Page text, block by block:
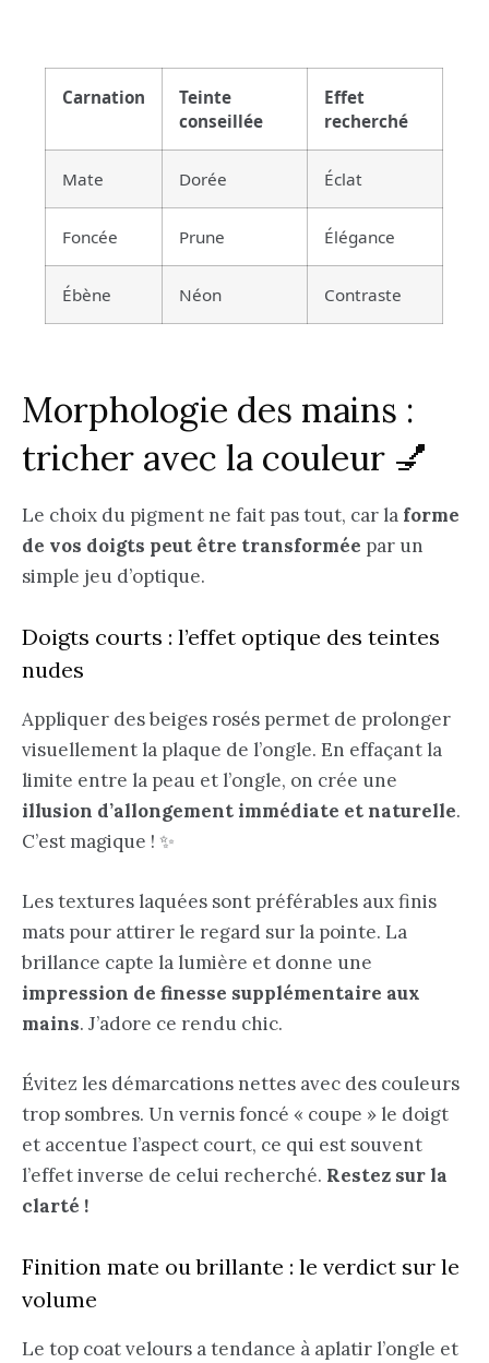
Carnation
Teinte
conseillée
Effet
recherché
Mate Dorée Éclat
Foncée Prune Élégance
Ébène Néon Contraste
Morphologie des mains :
tricher avec la couleur 💅
Le choix du pigment ne fait pas tout, car la forme
de vos doigts peut être transformée par un
simple jeu d’optique.
Doigts courts : l’effet optique des teintes
nudes
Appliquer des beiges rosés permet de prolonger
visuellement la plaque de l’ongle. En effaçant la
limite entre la peau et l’ongle, on crée une
illusion d’allongement immédiate et naturelle.
C’est magique ! ✨
Les textures laquées sont préférables aux finis
mats pour attirer le regard sur la pointe. La
brillance capte la lumière et donne une
impression de finesse supplémentaire aux
mains. J’adore ce rendu chic.
Évitez les démarcations nettes avec des couleurs
trop sombres. Un vernis foncé « coupe » le doigt
et accentue l’aspect court, ce qui est souvent
l’effet inverse de celui recherché. Restez sur la
clarté !
Finition mate ou brillante : le verdict sur le
volume
Le top coat velours a tendance à aplatir l’ongle et